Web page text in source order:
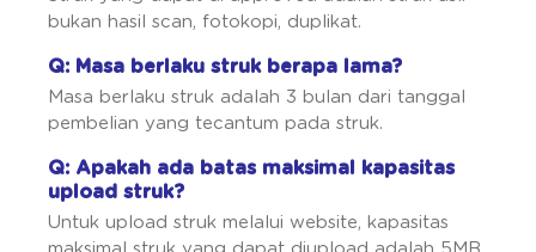
bukan hasil scan, fotokopi, duplikat.
Q: Masa berlaku struk berapa lama?
Masa berlaku struk adalah 3 bulan dari tanggal
pembelian yang tecantum pada struk.
Q: Apakah ada batas maksimal kapasitas
upload struk?
Untuk upload struk melalui website, kapasitas